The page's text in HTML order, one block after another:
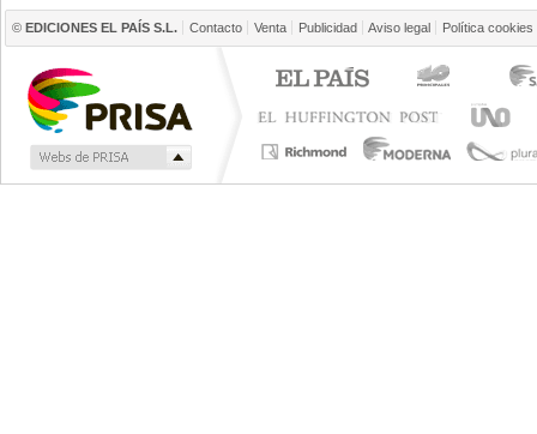
© EDICIONES EL PAÍS S.L. Contacto Venta Publicidad Aviso legal Política cookies